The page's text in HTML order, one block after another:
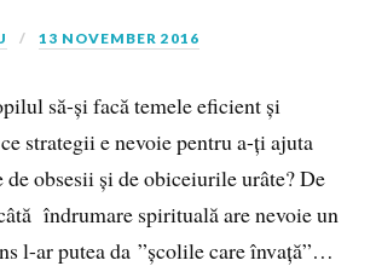
13 NOVEMBER 2016
să-și facă temele eficient și
strategii e nevoie pentru a-ți ajuta
de obsesii și de obiceiurile urâte? De
îndrumare spirituală are nevoie un
l-ar putea da ”școlile care învață”…